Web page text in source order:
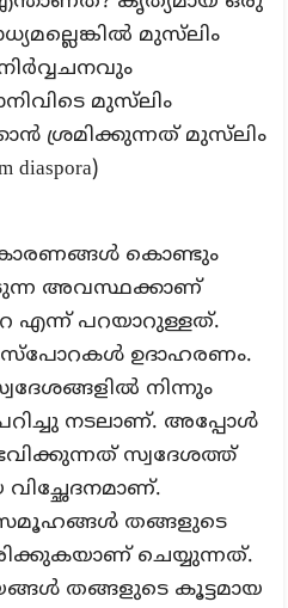
മുസ്‌ലിം
മുസ്‌ലിം
ശ്രമിക്കുന്നത് മുസ്‌ലിം
കാരണങ്ങള്‍ കൊണ്ടും
അവസ്ഥക്കാണ്
പറയാറുള്ളത്.
ഉദാഹരണം.
നിന്നും
നടലാണ്. അപ്പോള്‍
സ്വദേശത്ത്
വിച്ഛേദനമാണ്.
സമൂഹങ്ങള്‍ തങ്ങളുടെ
ചെയ്യുന്നത്.
തങ്ങളുടെ കൂട്ടമായ